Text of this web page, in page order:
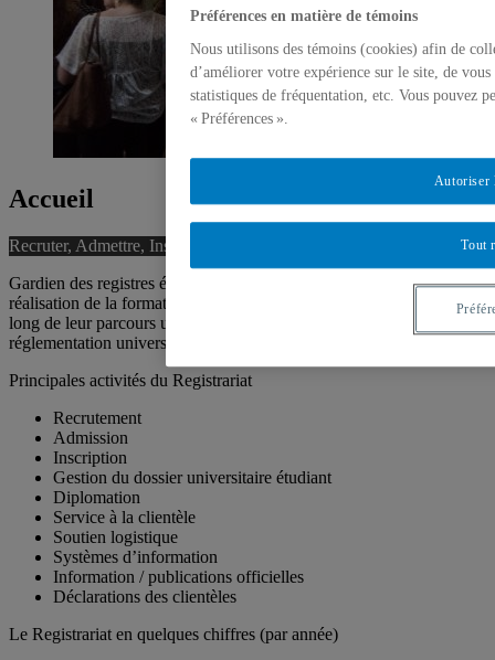
Accueil
Recruter, Admettre, Inscrire, Diplômer
Gardien des registres étudiants, le Registrariat contribue à la
réalisation de la formation des étudiants en les accompagnant tout au
long de leur parcours universitaire, et ce, dans le cadre de la
réglementation universitaire et des mandats qui lui sont confiés.
Principales activités du Registrariat
Recrutement
Admission
Inscription
Gestion du dossier universitaire étudiant
Diplomation
Service à la clientèle
Soutien logistique
Systèmes d’information
Information / publications officielles
Déclarations des clientèles
Le Registrariat en quelques chiffres (par année)
Préférences en matière de témoins
Nous utilisons des témoins (cookies) afin de
d’améliorer votre expérience sur le site, de
statistiques de fréquentation, etc. Vous pouvez
« Préférences ».
Tout
Autoriser